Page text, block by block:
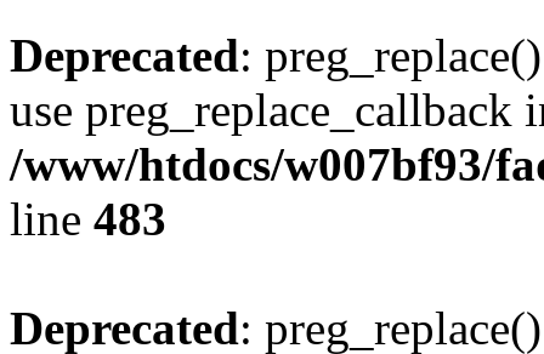
Deprecated:
use preg_replace_callback
/www/htdocs/w007bf93/
line 483
Deprecated: